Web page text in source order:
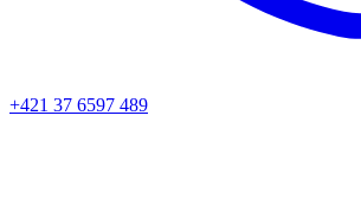
+421 37 6597 489